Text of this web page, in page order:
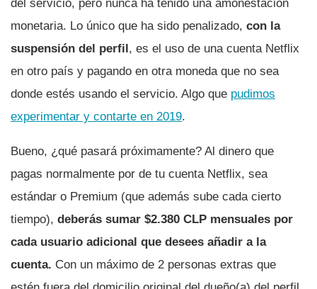
del servicio, pero nunca ha tenido una amonestación
monetaria. Lo único que ha sido penalizado, con la
suspensión del perfil, es el uso de una cuenta Netflix
en otro país y pagando en otra moneda que no sea
donde estés usando el servicio. Algo que pudimos
experimentar y contarte en 2019.
Bueno, ¿qué pasará próximamente? Al dinero que
pagas normalmente por de tu cuenta Netflix, sea
estándar o Premium (que además sube cada cierto
tiempo), deberás sumar $2.380 CLP mensuales por
cada usuario adicional que desees añadir a la
cuenta. Con un máximo de 2 personas extras que